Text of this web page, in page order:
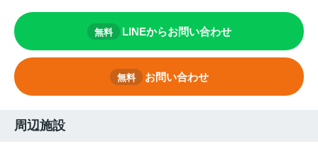
無料 LINEからお問い合わせ
無料 お問い合わせ
周辺施設